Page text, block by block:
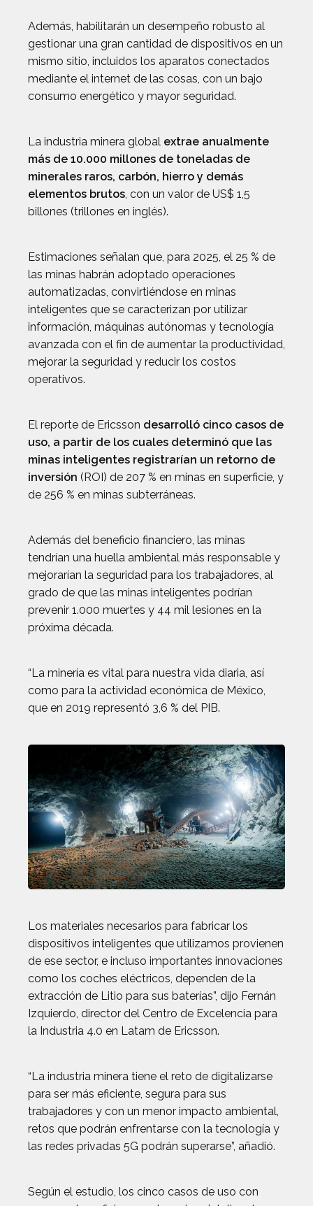
Además, habilitarán un desempeño robusto al
gestionar una gran cantidad de dispositivos en un
mismo sitio, incluidos los aparatos conectados
mediante el internet de las cosas, con un bajo
consumo energético y mayor seguridad.
La industria minera global extrae anualmente
más de 10.000 millones de toneladas de
minerales raros, carbón, hierro y demás
elementos brutos, con un valor de US$ 1,5
billones (trillones en inglés).
Estimaciones señalan que, para 2025, el 25 % de
las minas habrán adoptado operaciones
automatizadas, convirtiéndose en minas
inteligentes que se caracterizan por utilizar
información, máquinas autónomas y tecnología
avanzada con el fin de aumentar la productividad,
mejorar la seguridad y reducir los costos
operativos.
El reporte de Ericsson desarrolló cinco casos de
uso, a partir de los cuales determinó que las
minas inteligentes registrarían un retorno de
inversión (ROI) de 207 % en minas en superficie, y
de 256 % en minas subterráneas.
Además del beneficio financiero, las minas
tendrían una huella ambiental más responsable y
mejorarían la seguridad para los trabajadores, al
grado de que las minas inteligentes podrían
prevenir 1.000 muertes y 44 mil lesiones en la
próxima década.
“La minería es vital para nuestra vida diaria, así
como para la actividad económica de México,
que en 2019 representó 3,6 % del PIB.
Los materiales necesarios para fabricar los
dispositivos inteligentes que utilizamos provienen
de ese sector, e incluso importantes innovaciones
como los coches eléctricos, dependen de la
extracción de Litio para sus baterías”, dijo Fernán
Izquierdo, director del Centro de Excelencia para
la Industria 4.0 en Latam de Ericsson.
“La industria minera tiene el reto de digitalizarse
para ser más eficiente, segura para sus
trabajadores y con un menor impacto ambiental,
retos que podrán enfrentarse con la tecnología y
las redes privadas 5G podrán superarse”, añadió.
Según el estudio, los cinco casos de uso con